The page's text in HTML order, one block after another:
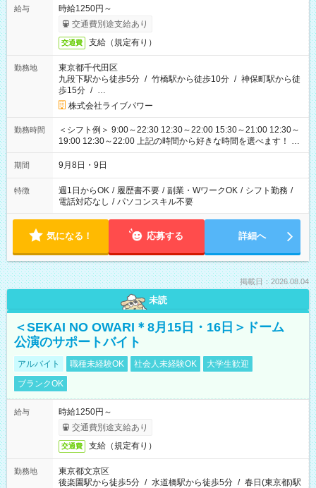
給与
時給1250円～
交通費別途支給あり
交通費 支給（規定有り）
勤務地
東京都千代田区
九段下駅から徒歩5分 / 竹橋駅から徒歩10分 / 神保町駅から徒
歩15分 / …
株式会社ライブパワー
勤務時間
＜シフト例＞ 9:00～22:30 12:30～22:00 15:30～21:00 12:30～
19:00 12:30～22:00 上記の時間から好きな時間を選べます！ ※
時間は変更となる可能性があります
期間 9月8日・9日
特徴 週1日からOK / 履歴書不要 / 副業・WワークOK / シフト勤務 /
電話対応なし / パソコンスキル不要
気になる！ 応募する 詳細へ
掲載日：2026.08.04
未読
＜SEKAI NO OWARI＊8月15日・16日＞ドーム
公演のサポートバイト
アルバイト 職種未経験OK 社会人未経験OK
大学生歓迎
ブランクOK
給与
時給1250円～
交通費別途支給あり
交通費 支給（規定有り）
勤務地
東京都文京区
後楽園駅から徒歩5分 / 水道橋駅から徒歩5分 / 春日(東京都)駅